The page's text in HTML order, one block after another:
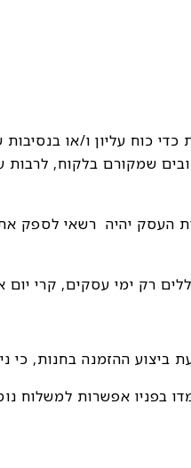
כדי כוח עליון ו/או
שמקורם בלקוח, לרבות
בית העסק יהיה רשאי